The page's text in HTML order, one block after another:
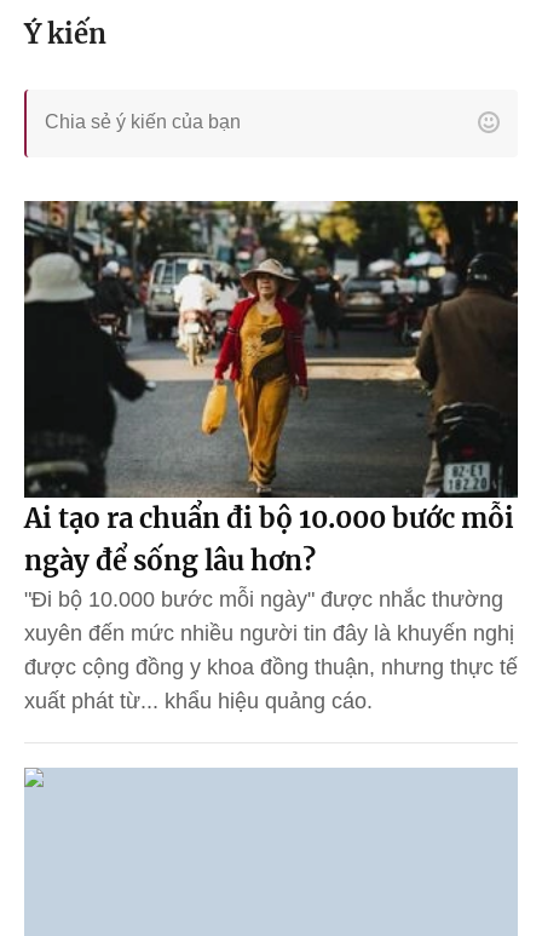
Ý kiến
Ai tạo ra chuẩn đi bộ 10.000 bước mỗi
ngày để sống lâu hơn?
"Đi bộ 10.000 bước mỗi ngày" được nhắc thường
xuyên đến mức nhiều người tin đây là khuyến nghị
được cộng đồng y khoa đồng thuận, nhưng thực tế
xuất phát từ... khẩu hiệu quảng cáo.